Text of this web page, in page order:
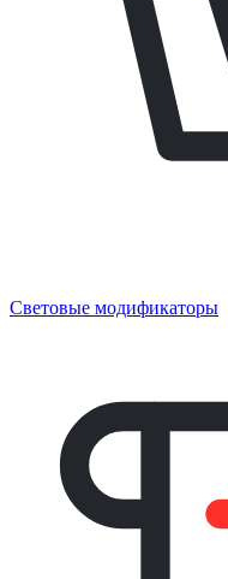
Световые модификаторы